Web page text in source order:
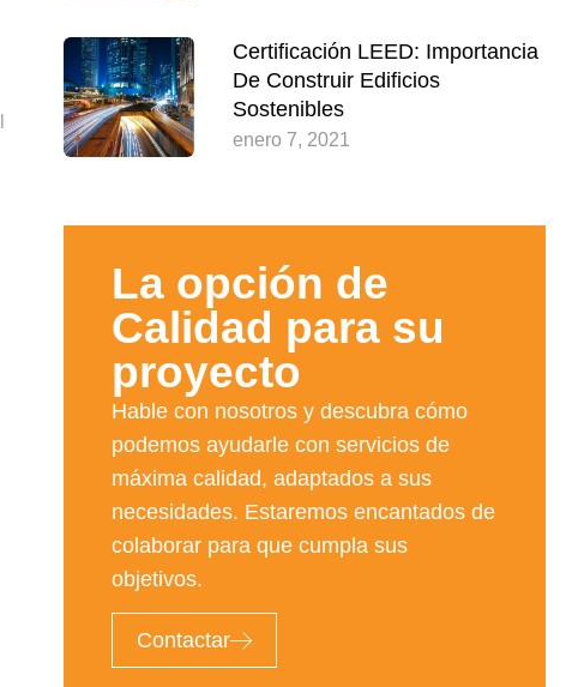
Certificación LEED: Importancia
De Construir Edificios
Sostenibles
enero 7, 2021
La opción de
Calidad para su
proyecto​
Hable con nosotros y descubra cómo
podemos ayudarle con servicios de
máxima calidad, adaptados a sus
necesidades. Estaremos encantados de
colaborar para que cumpla sus
objetivos.
Contactar